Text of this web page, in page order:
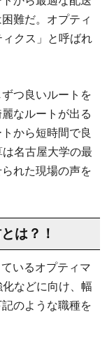
難だ。オプティ
クス」と呼ばれ
つ良いルートを
なルートが出る
から短時間で良
名古屋大学の最
れた現場の声を
は？！
いるオプティマ
などに向け、幅
のような職種を